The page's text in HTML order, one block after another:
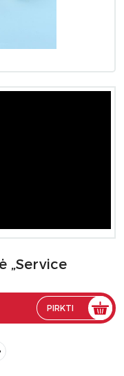
„Service
PIRKTI